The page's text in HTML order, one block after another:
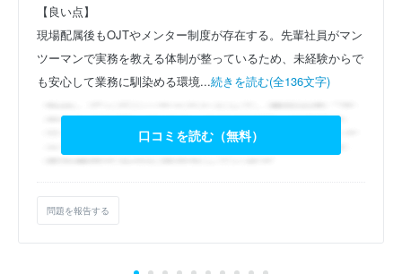
【良い点】
現場配属後もOJTやメンター制度が存在する。先輩社員がマン
ツーマンで実務を教える体制が整っているため、未経験からで
も安心して業務に馴染める環境...続きを読む(全136文字)
口コミを読む（無料）
問題を報告する